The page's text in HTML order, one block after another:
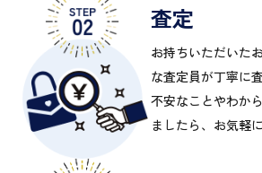
査定
お持ちいただいた
な査定員が丁寧に
不安なことやわか
ましたら、お気軽